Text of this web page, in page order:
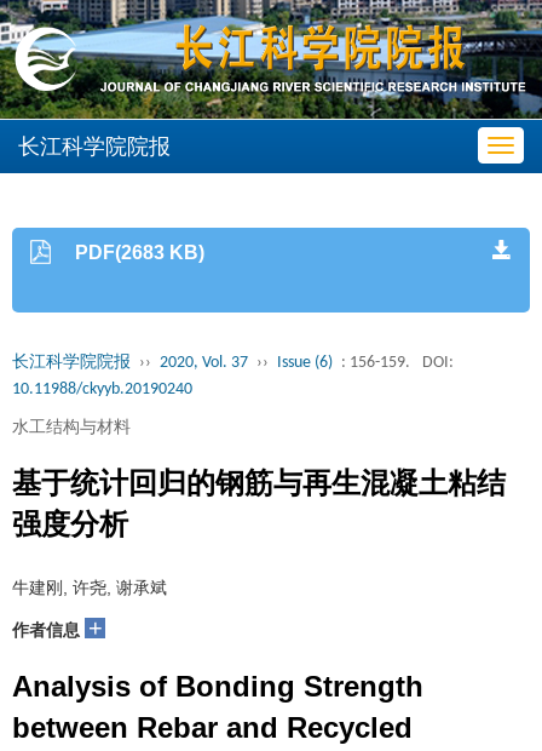
长江科学院院报
PDF(2683 KB)
长江科学院院报 ›› 2020, Vol. 37 ›› Issue (6) : 156-159.
DOI:
10.11988/ckyyb.20190240
水工结构与材料
基于统计回归的钢筋与再生混凝土粘结
强度分析
牛建刚, 许尧, 谢承斌
作者信息 +
Analysis of Bonding Strength
between Rebar and Recycled